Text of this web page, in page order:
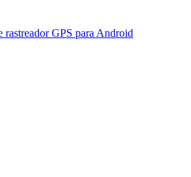
rastreador GPS para Android